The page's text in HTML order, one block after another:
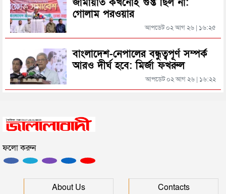
গোলাম পরওয়ার
আপডেট ০২ আগ ২৬ | ১৬:২৫
বাংলাদেশ-নেপালের বন্ধুত্বপূর্ণ সম্পর্ক
আরও দীর্ঘ হবে: মির্জা ফখরুল
আপডেট ০২ আগ ২৬ | ১৬:২২
ফলো করুন
About Us Contacts